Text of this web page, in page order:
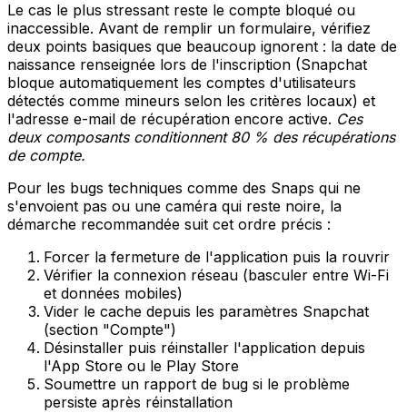
Le cas le plus stressant reste le compte bloqué ou
inaccessible. Avant de remplir un formulaire, vérifiez
deux points basiques que beaucoup ignorent : la date de
naissance renseignée lors de l'inscription (Snapchat
bloque automatiquement les comptes d'utilisateurs
détectés comme mineurs selon les critères locaux) et
l'adresse e-mail de récupération encore active. Ces
deux composants conditionnent 80 % des récupérations
de compte.
Pour les bugs techniques comme des Snaps qui ne
s'envoient pas ou une caméra qui reste noire, la
démarche recommandée suit cet ordre précis :
Forcer la fermeture de l'application puis la rouvrir
Vérifier la connexion réseau (basculer entre Wi-Fi
et données mobiles)
Vider le cache depuis les paramètres Snapchat
(section "Compte")
Désinstaller puis réinstaller l'application depuis
l'App Store ou le Play Store
Soumettre un rapport de bug si le problème
persiste après réinstallation